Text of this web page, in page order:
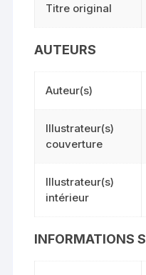
Titre original
AUTEURS
Auteur(s)
Illustrateur(s)
couverture
Illustrateur(s)
intérieur
INFORMATIONS